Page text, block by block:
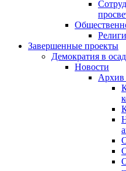
Завершенные проекты
Демократия в
Новости
Архив